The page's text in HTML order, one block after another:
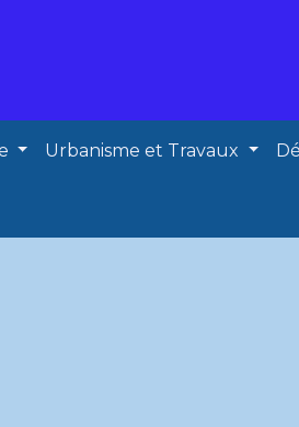
Urbanisme et Travaux